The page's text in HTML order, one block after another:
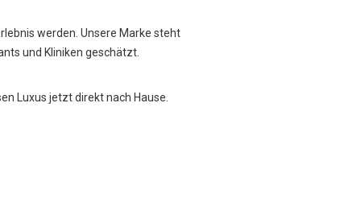
werden. Unsere Marke steht
und Kliniken geschätzt.
Luxus jetzt direkt nach Hause.